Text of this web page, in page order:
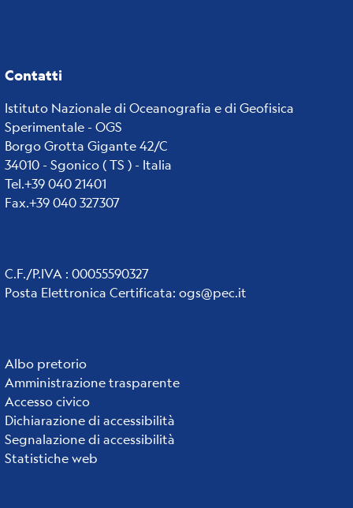
Contatti
Istituto Nazionale di Oceanografia e di Geofisica
Sperimentale - OGS
Borgo Grotta Gigante 42/C
34010 - Sgonico ( TS ) - Italia
Tel.+39 040 21401
Fax.+39 040 327307
C.F./P.IVA : 00055590327
Posta Elettronica Certificata: ogs@pec.it
Institute
links
Albo pretorio
Amministrazione trasparente
Accesso civico
Dichiarazione di accessibilità
Segnalazione di accessibilità
Statistiche web